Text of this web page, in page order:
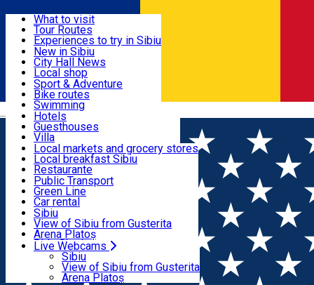
Română
Useful info
Activities & Adventure
Accommodation
Food, Drinks & Nightlife
Transport & Parking
Live Webcams
What to visit
Tour Routes
Experiences to try in Sibiu
Podcast
Culture
Museums
Churches
Parks, Zoo
County of Sibiu
New in Sibiu
City Hall News
Local shop
Sibiu artisans
Sibiul Verde
Public services
Education
How do I get to Sibiu
Tourist Info
Tour Guides
Guided tours
Publicații locale
Beauty salons
Sport & Adventure
Bike routes
Swimming
Riding
Indoor activities
Loc de joacă indoor
Loc de joacă outdoor
Ski
Ice skating
Yoga
Hotels
Guesthouses
Villa
Hostels
Motel
Camping
Renting rooms
Rooms for rent
Accommodation outside Sibiu
Local markets and grocery stores
Local breakfast Sibiu
Restaurante
Pizza
Fast Food
Coffee
Sweets
Pub, Bar
Night clubs
Bakeries
Public Transport
Green Line
Car rental
Rent a bike
Scooter rentals
Taxi
Ride Sharing
Parking tickets
Parking places
Electric vehicle charging points
Sibiu
View of Sibiu from Gusterita
Arena Platoș
Live Webcams
Sibiu
View of Sibiu from Gusterita
Arena Platoș
Home Parking ticket spot
Automat parcare nr.11 -